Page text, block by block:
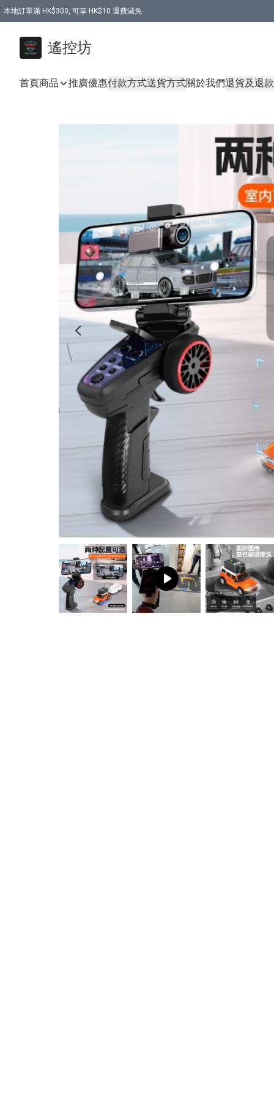
本地訂單滿 HK$300, 可享 HK$10 運費減免
遙控坊
首頁商品 推廣優惠付款方式送貨方式關於我們退貨及退